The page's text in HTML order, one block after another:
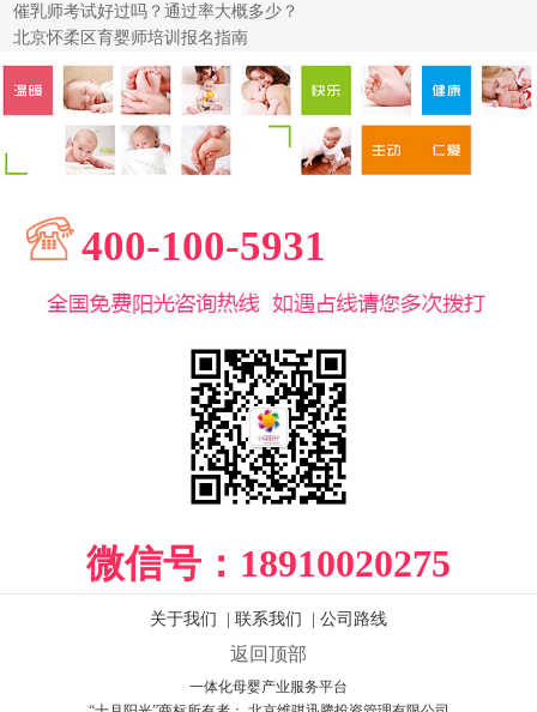
催乳师考试好过吗？通过率大概多少？
北京怀柔区育婴师培训报名指南
400-100-5931
微信号： 18910020275
关于我们 联系我们 公司路线
返回顶部
一体化母婴产业服务平台